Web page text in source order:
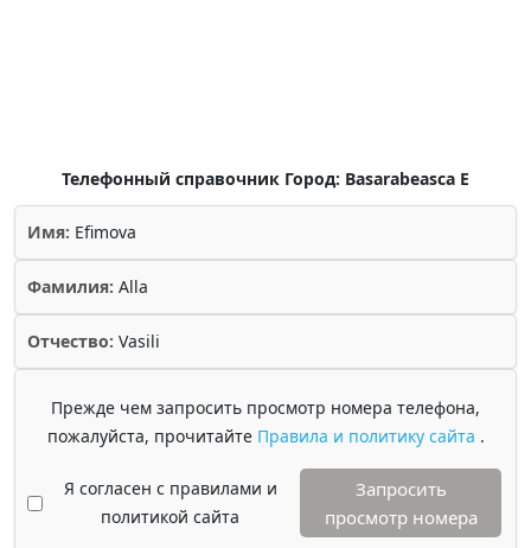
Телефонный справочник Город: Basarabeasca E
Имя: Efimova
Фамилия: Alla
Отчество: Vasili
Прежде чем запросить просмотр номера телефона,
пожалуйста, прочитайте Правила и политику сайта .
Я согласен с правилами и
политикой сайта
Запросить
просмотр номера